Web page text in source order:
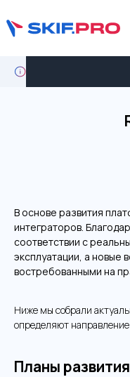
Кейс: крупный
В основе развития
интеграторов.
соответствии с
эксплуатации, а новые
востребованными на
Ниже мы собрали
определяют направление
Планы